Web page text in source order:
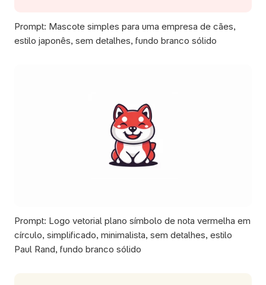
Prompt: Mascote simples para uma empresa de cães,
estilo japonês, sem detalhes, fundo branco sólido
Prompt: Logo vetorial plano símbolo de nota vermelha em
círculo, simplificado, minimalista, sem detalhes, estilo
Paul Rand, fundo branco sólido